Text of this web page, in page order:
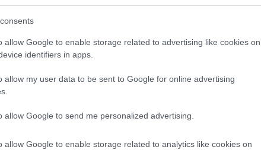
allow Google to enable storage related to advertising like cookies on
identifiers in apps.
allow my user data to be sent to Google for online advertising
allow Google to send me personalized advertising.
allow Google to enable storage related to analytics like cookies on
között, korábbi Formula-1-es versenyző
klasszisai is képviselik magukat az idei
párosai alapján vesszük sorra az
csoportbeosztások is láthatók:
es nagydíjgyőztes), Heikki Kovalainen